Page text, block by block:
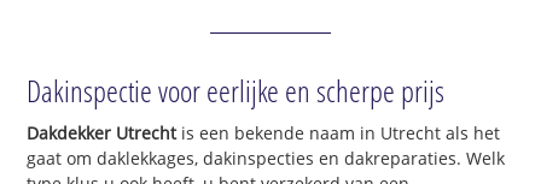
Dakinspectie voor eerlijke en scherpe prijs
Dakdekker Utrechtis een bekende naam in Utrecht als het
gaat om daklekkages, dakinspecties en dakreparaties. Welk